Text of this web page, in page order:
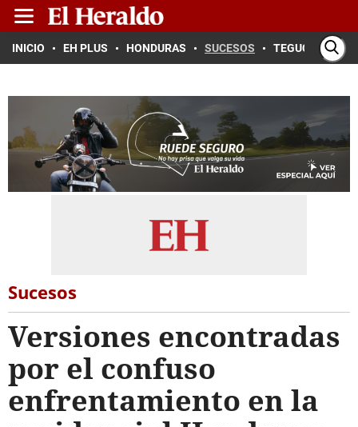
INICIO EH PLUS HONDURAS SUCESOS TEGUCIGALPA
Sucesos
Versiones encontradas
por el confuso
enfrentamiento en la